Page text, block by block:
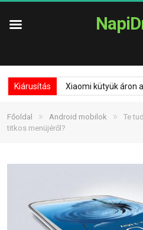
Kiárusítás Xiaomi kütyük áron
Főoldal » Android mobilok »
Te
titkos menüjéről?